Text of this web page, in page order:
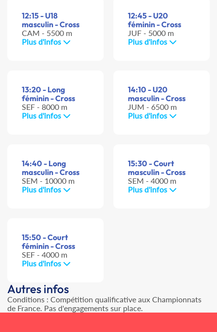
12:15 - U18
masculin - Cross
CAM - 5500 m
Plus d'infos
12:45 - U20
féminin - Cross
JUF - 5000 m
Plus d'infos
13:20 - Long
féminin - Cross
SEF - 8000 m
Plus d'infos
14:10 - U20
masculin - Cross
JUM - 6500 m
Plus d'infos
14:40 - Long
masculin - Cross
SEM - 10000 m
Plus d'infos
15:30 - Court
masculin - Cross
SEM - 4000 m
Plus d'infos
15:50 - Court
féminin - Cross
SEF - 4000 m
Plus d'infos
Autres infos
Conditions : Compétition qualificative aux Championnats
de France. Pas d'engagements sur place.